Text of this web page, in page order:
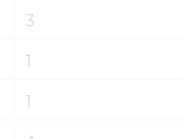
3
1
1